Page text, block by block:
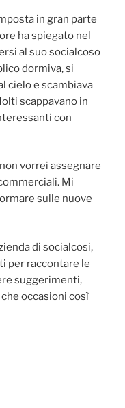
in gran parte
ha spiegato nel
al suo socialcoso
dormiva, si
cielo e scambiava
scappavano in
con
non vorrei assegnare
Mi
sulle nuove
di socialcosi,
per raccontare le
suggerimenti,
occasioni così